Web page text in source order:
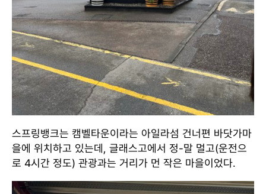
스프링뱅크는 캠벨타운이라는 아일라섬 건너편 바닷가마
을에 위치하고 있는데, 글래스고에서 정-말 멀고(운전으
로 4시간 정도) 관광과는 거리가 먼 작은 마을이었다.